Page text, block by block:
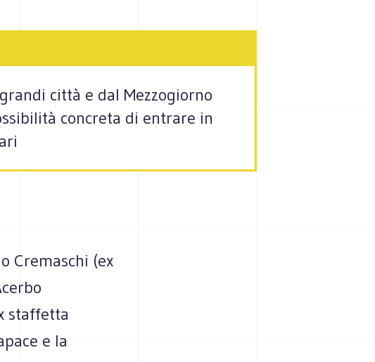
città e dal Mezzogiorno
concreta di entrare in
Cremaschi (ex
staffetta
e la